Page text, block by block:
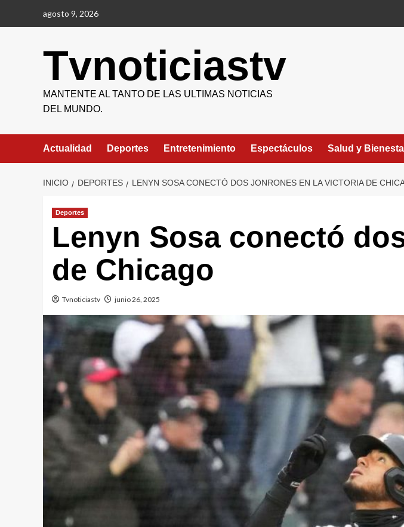
agosto 9, 2026
Tvnoticiastv
MANTENTE AL TANTO DE LAS ULTIMAS NOTICIAS
DEL MUNDO.
Actualidad Deportes Entretenimiento Espectáculos Salud y
INICIO DEPORTES LENYN SOSA CONECTÓ DOS JONRONES EN LA VICTORIA DE
Deportes
Lenyn Sosa conectó
de Chicago
Tvnoticiastv junio 26, 2025